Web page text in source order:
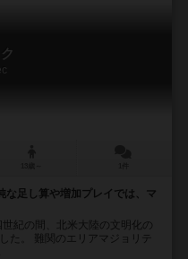
な足し算や増加プレイでは、マ
紀の間、北米大陸の文明化の
た。 難関のエリアマジョリテ